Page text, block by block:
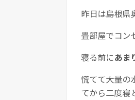
昨日は島根県
畳部屋でコン
寝る前にあま
慌てて大量の
てから二度寝